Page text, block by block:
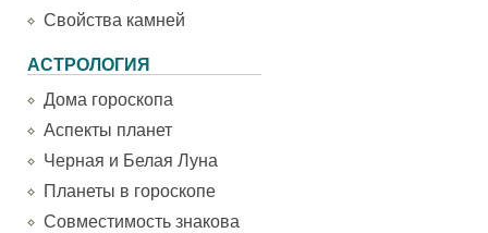
Свойства камней
АСТРОЛОГИЯ
Дома гороскопа
Аспекты планет
Черная и Белая Луна
Планеты в гороскопе
Совместимость знакова